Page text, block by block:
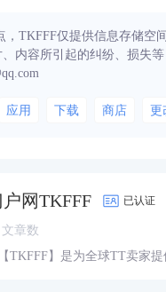
TKFFF仅提供信息存储
内容所引起的纠纷、损失
应用 下载 商店 更
网TKFFF 已认证
文章数
TKFFF】是为全球TT卖家